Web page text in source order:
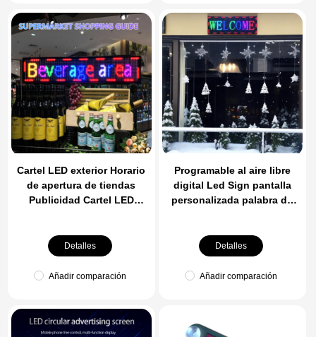
Cartel LED exterior Horario
de apertura de tiendas
Publicidad Cartel LED
Programable P10 Pantalla
de visualización digital
Detalles
Añadir comparación
Programable al aire libre
digital Led Sign pantalla
personalizada palabra de
anuncios para el teléfono
móvil y Windows
Detalles
Añadir comparación